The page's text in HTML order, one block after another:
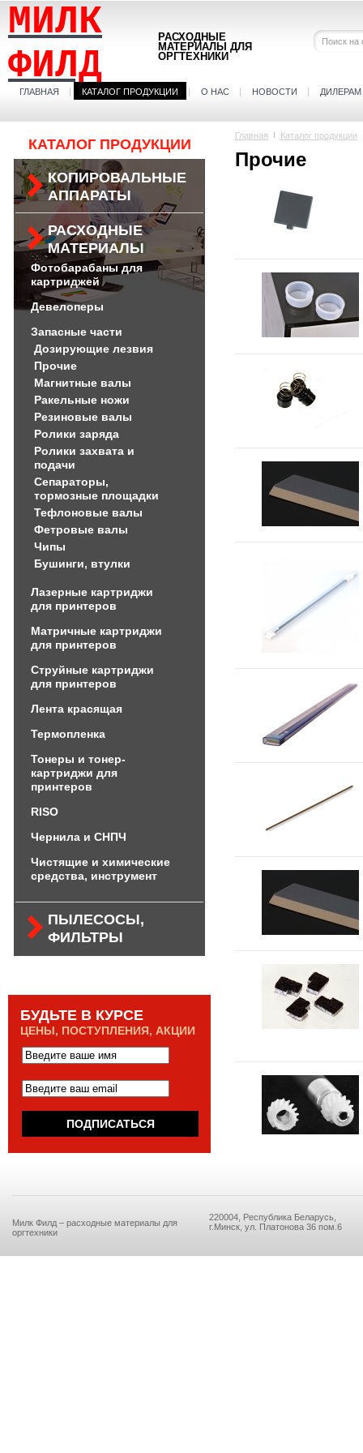
МИЛК
ФИЛД
РАСХОДНЫЕ
МАТЕРИАЛЫ ДЛЯ
ОРГТЕХНИКИ
ГЛАВНАЯ КАТАЛОГ ПРОДУКЦИИ О НАС НОВОСТИ ДИЛЕРАМ
КАТАЛОГ ПРОДУКЦИИ
КОПИРОВАЛЬНЫЕ
АППАРАТЫ
РАСХОДНЫЕ
МАТЕРИАЛЫ
Фотобарабаны для
картриджей
Девелоперы
Запасные части
Дозирующие лезвия
Прочие
Магнитные валы
Ракельные ножи
Резиновые валы
Ролики заряда
Ролики захвата и
подачи
Сепараторы,
тормозные площадки
Тефлоновые валы
Фетровые валы
Чипы
Бушинги, втулки
Лазерные картриджи
для принтеров
Матричные картриджи
для принтеров
Струйные картриджи
для принтеров
Лента красящая
Термопленка
Тонеры и тонер-
картриджи для
принтеров
RISO
Чернила и СНПЧ
Чистящие и химические
средства, инструмент
ПЫЛЕСОСЫ,
ФИЛЬТРЫ
БУДЬТЕ В КУРСЕ
ЦЕНЫ, ПОСТУПЛЕНИЯ, АКЦИИ
Главная Каталог продукции
Прочие
Милк Филд – расходные материалы для
оргтехники
220004, Республика Беларусь,
г.Минск, ул. Платонова 36 пом.6